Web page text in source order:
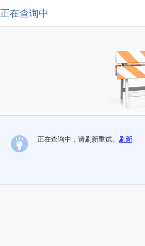
正在查询中
正在查询中，请刷新重试。 刷新